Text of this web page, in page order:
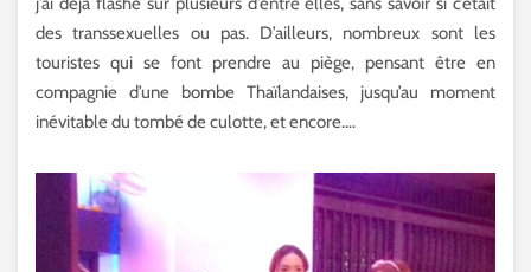
des transsexuelles ou pas. D’ailleurs, nombreux sont les
touristes qui se font prendre au piège, pensant être en
compagnie d’une bombe Thaïlandaises, jusqu’au moment
inévitable du tombé de culotte, et encore….